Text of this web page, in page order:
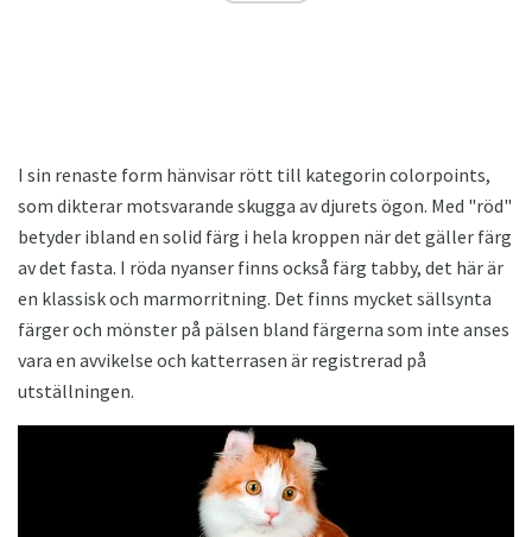
I sin renaste form hänvisar rött till kategorin colorpoints,
som dikterar motsvarande skugga av djurets ögon. Med "röd"
betyder ibland en solid färg i hela kroppen när det gäller färg
av det fasta. I röda nyanser finns också färg tabby, det här är
en klassisk och marmorritning. Det finns mycket sällsynta
färger och mönster på pälsen bland färgerna som inte anses
vara en avvikelse och katterrasen är registrerad på
utställningen.